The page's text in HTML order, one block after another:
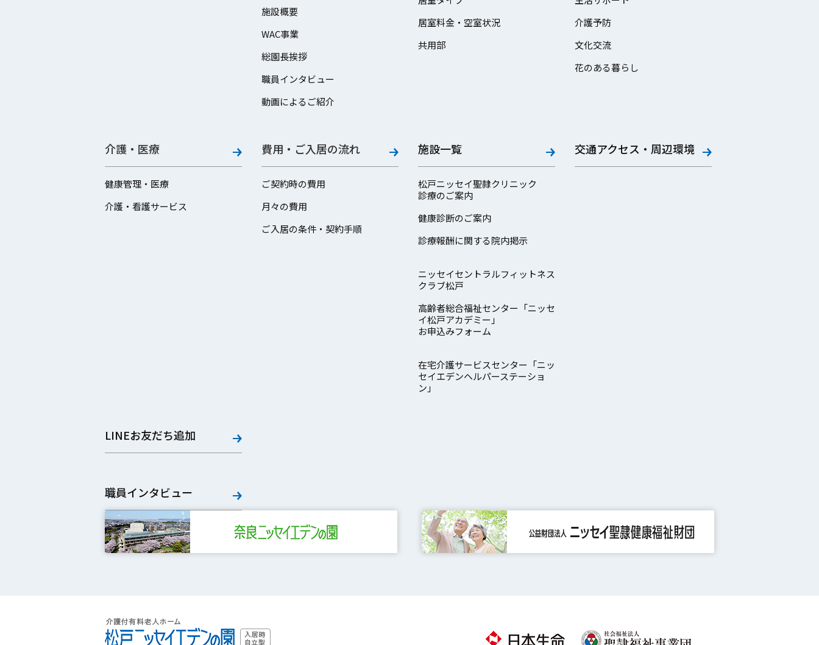
施設概要
WAC事業
総園長挨拶
職員インタビュー
動画によるご紹介
居室料金・空室状況
共用部
介護予防
文化交流
花のある暮らし
介護・医療
健康管理・医療
介護・看護サービス
費用・ご入居の流れ
ご契約時の費用
月々の費用
ご入居の条件・契約手順
施設一覧
松戸ニッセイ聖隷クリニック
診療のご案内
健康診断のご案内
診療報酬に関する院内掲示
ニッセイセントラルフィットネス
クラブ松戸
高齢者総合福祉センター「ニッセ
イ松戸アカデミー」
お申込みフォーム
在宅介護サービスセンター「ニッ
セイエデンヘルパーステーショ
ン」
交通アクセス・周辺環境
LINEお友だち追加
職員インタビュー